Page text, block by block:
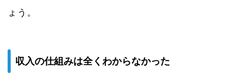
ょう。
収入の仕組みは全くわからなかった